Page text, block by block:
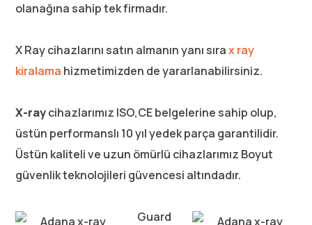
olanağına sahip tek firmadır.
X Ray cihazlarını satın almanın yanı sırax ray
kiralama hizmetimizden de yararlanabilirsiniz.
X-raycihazlarımız ISO,CE belgelerine sahip olup,
üstün performanslı 10 yıl yedek parça garantilidir.
Üstün kaliteli ve uzun ömürlü cihazlarımız Boyut
güvenlik teknolojileri güvencesi altındadır.
Guard